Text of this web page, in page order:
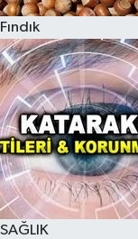
Fındık
SAĞLIK